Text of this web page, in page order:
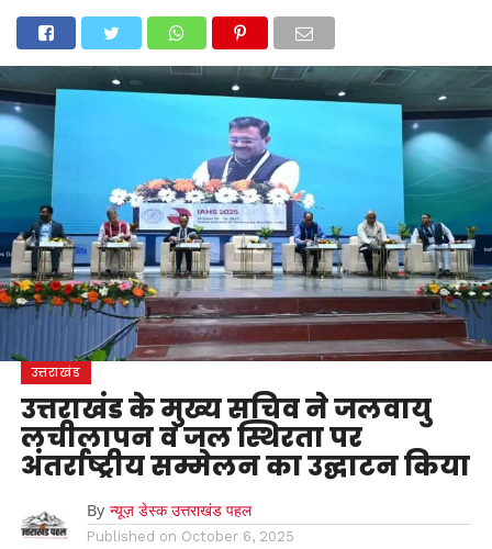
उत्तराखंड अल्मोड़ाउत्तरकाशीउधम सिंह नगरचंपावतचमोलीटिहरी गढ़वाल
देहरादूननैनीतालपिथौरागढ़पौड़ी गढ़वालबागेश्वर रुद्रप्रयाग हरिद्वार देश दुनिया
मनोरंजन
उत्तराखंड
उत्तराखंड के मुख्य सचिव ने जलवायु
लचीलापन व जल स्थिरता पर
अंतर्राष्ट्रीय सम्मेलन का उद्घाटन किया
By न्यूज़ डेस्क उत्तराखंड पहल
Published on October 6, 2025